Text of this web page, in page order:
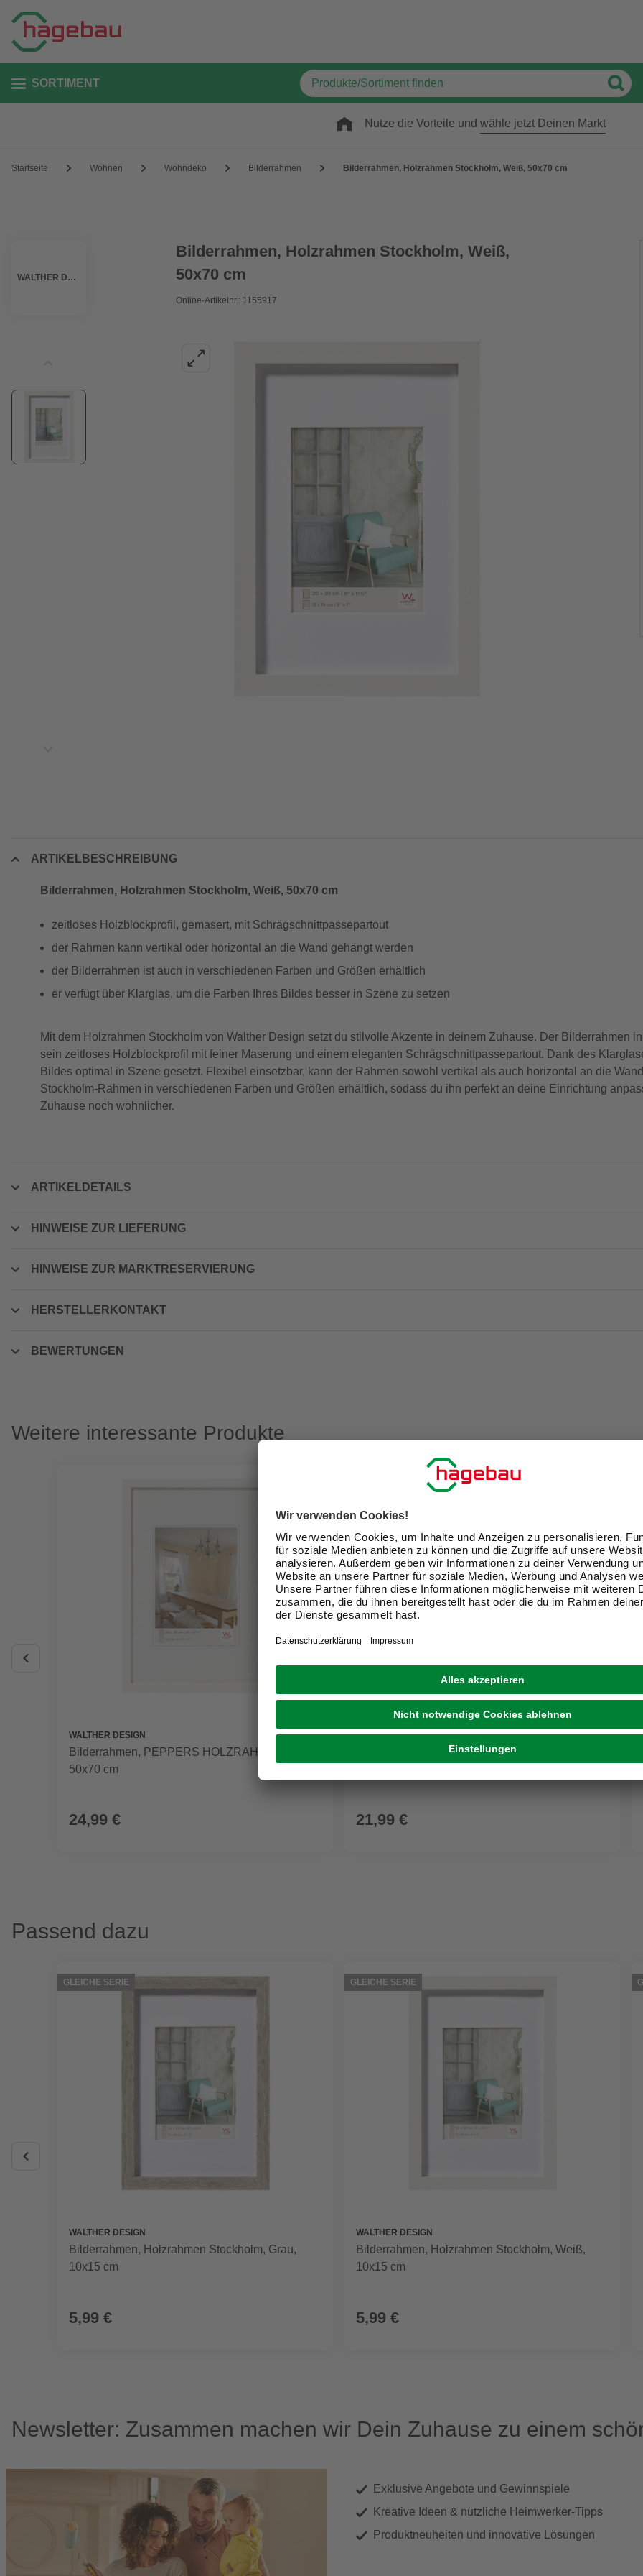
SORTIMENT
Nutze die Vorteile und wähle jetzt Deinen Markt
Startseite Wohnen Wohndeko Bilderrahmen Bilderrahmen, Holzrahmen Stockholm, Weiß, 50x70 cm
WALTHER DESIGN
Bilderrahmen, Holzrahmen Stockholm, Weiß,
50x70 cm
Online-Artikelnr.: 1155917
ARTIKELBESCHREIBUNG
Bilderrahmen, Holzrahmen Stockholm, Weiß, 50x70 cm
zeitloses Holzblockprofil, gemasert, mit Schrägschnittpassepartout
der Rahmen kann vertikal oder horizontal an die Wand gehängt werden
der Bilderrahmen ist auch in verschiedenen Farben und Größen erhältlich
er verfügt über Klarglas, um die Farben Ihres Bildes besser in Szene zu setzen
Mit dem Holzrahmen Stockholm von Walther Design setzt du stilvolle Akzente in deinem Zuhause. Der Bilderrahmen
sein zeitloses Holzblockprofil mit feiner Maserung und einem eleganten Schrägschnittpassepartout. Dank des
Bildes optimal in Szene gesetzt. Flexibel einsetzbar, kann der Rahmen sowohl vertikal als auch horizontal an die
Stockholm-Rahmen in verschiedenen Farben und Größen erhältlich, sodass du ihn perfekt an deine Einrichtung
Zuhause noch wohnlicher.
ARTIKELDETAILS
HINWEISE ZUR LIEFERUNG
HINWEISE ZUR MARKTRESERVIERUNG
HERSTELLERKONTAKT
BEWERTUNGEN
Weitere interessante Produkte
WALTHER DESIGN
Bilderrahmen, PEPPERS HOLZRAHMEN, Weiß,
50x70 cm
24,99 €
WALTHER DESIGN
Bilderrahmen, Holzrahmen Stockholm, Weiß,
21,99 €
Passend dazu
GLEICHE SERIE
WALTHER DESIGN
Bilderrahmen, Holzrahmen Stockholm, Grau,
10x15 cm
5,99 €
GLEICHE SERIE
WALTHER DESIGN
Bilderrahmen, Holzrahmen Stockholm, Weiß,
10x15 cm
5,99 €
Newsletter: Zusammen machen wir Dein Zuhause zu einem
Exklusive Angebote und Gewinnspiele
Kreative Ideen & nützliche Heimwerker-Tipps
Produktneuheiten und innovative Lösungen